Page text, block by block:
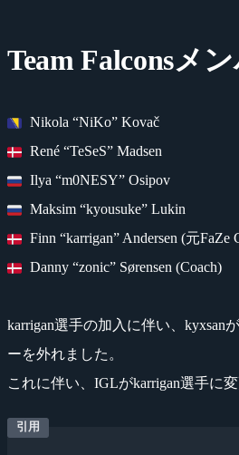
Team Falconsメ
Nikola “NiKo” Kovač
René “TeSeS” Madsen
Ilya “m0NESY” Osipov
Maksim “kyousuke” Lukin
Finn “karrigan” Andersen (元FaZe
Danny “zonic” Sørensen (Coach)
karrigan選手の加入に伴い、kyxsan
ーを外れました。
これに伴い、IGLがkarrigan選手に